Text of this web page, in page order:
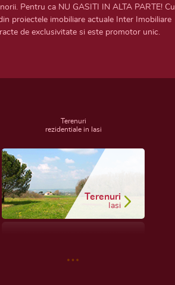
Pentru ca NU GASITI IN ALTA PARTE! Cu
proiectele imobiliare actuale Inter Imobiliare
de exclusivitate si este promotor unic.
Terenuri
rezidentiale in Iasi
Terenuri
Iasi